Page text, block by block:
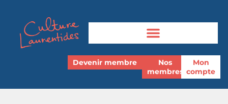
Devenir membre
Nos
membres
Mon
compte